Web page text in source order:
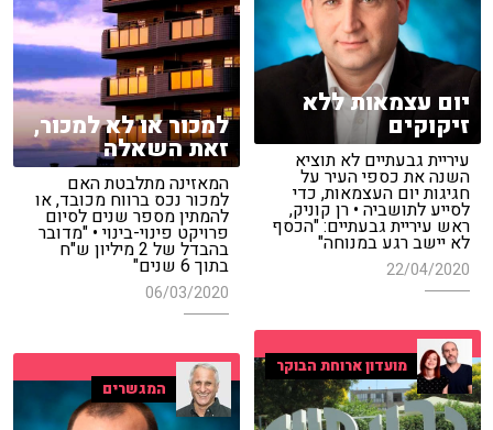
יום עצמאות ללא
זיקוקים
עיריית גבעתיים לא תוציא
השנה את כספי העיר על
חגיגות יום העצמאות, כדי
לסייע לתושביה • רן קוניק,
ראש עיריית גבעתיים: "הכסף
לא יישב רגע במנוחה"
22/04/2020
למכור או לא למכור,
זאת השאלה
המאזינה מתלבטת האם
למכור נכס ברווח מכובד, או
להמתין מספר שנים לסיום
פרויקט פינוי-בינוי • "מדובר
בהבדל של 2 מיליון ש"ח
בתוך 6 שנים"
06/03/2020
מועדון ארוחת הבוקר
המגשרים